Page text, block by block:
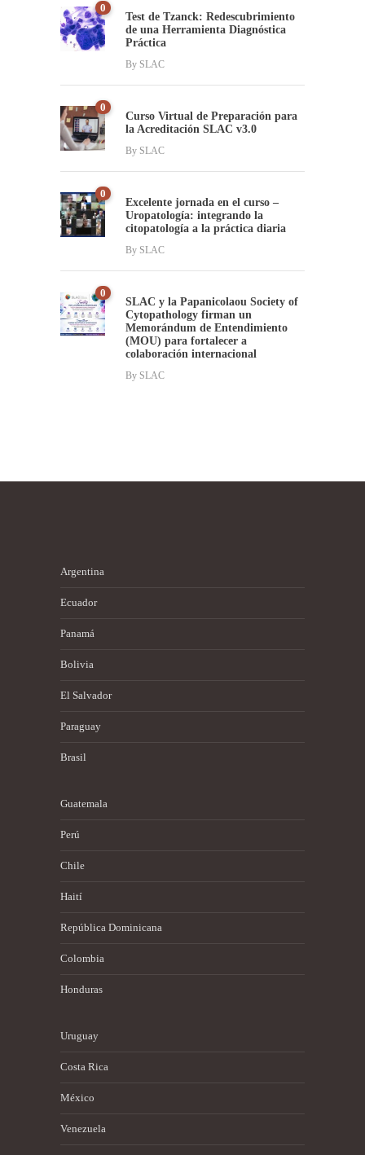
0
Test de Tzanck: Redescubrimiento
de una Herramienta Diagnóstica
Práctica
By SLAC
0
Curso Virtual de Preparación para
la Acreditación SLAC v3.0
By SLAC
0
Excelente jornada en el curso –
Uropatología: integrando la
citopatología a la práctica diaria
By SLAC
0
SLAC y la Papanicolaou Society of
Cytopathology firman un
Memorándum de Entendimiento
(MOU) para fortalecer a
colaboración internacional
By SLAC
Argentina
Ecuador
Panamá
Bolivia
El Salvador
Paraguay
Brasil
Guatemala
Perú
Chile
Haití
República Dominicana
Colombia
Honduras
Uruguay
Costa Rica
México
Venezuela